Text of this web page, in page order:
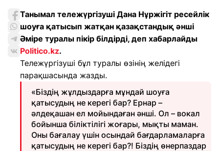
Танымал тележүргізуші Дана Нұржігіт ресейлік
шоуға қатысып жатқан қазақстандық әнші
Әміре туралы пікір білдірді, деп хабарлайды
Politico.kz.
Тележүргізуші бұл туралы өзінің желідегі
парақшасында жазды.
«Біздің жұлдыздарға мұндай шоуға
қатысудың не керегі бар? Ернар –
әлдеқашан ел мойындаған әнші. Ол – вокал
бойынша біліктілігі жоғары, мықты маман.
Оны бағалау үшін осындай бағдарламаларға
қатысудың не керегі бар?! Біздің өнерпаздар